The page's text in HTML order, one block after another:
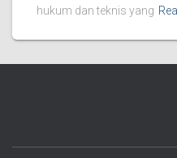
hukum dan teknis yang